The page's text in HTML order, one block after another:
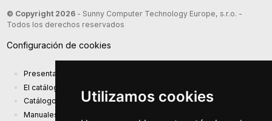
Utilizamos cookies
© Copyright 2026- Sunny Computer Technology Europe, s.r.o. -
Todos los derechos reservados
Configuración de cookies
Presentación de la compañía
El catálogo de productos actual
Catálogo de presentación
Manuales